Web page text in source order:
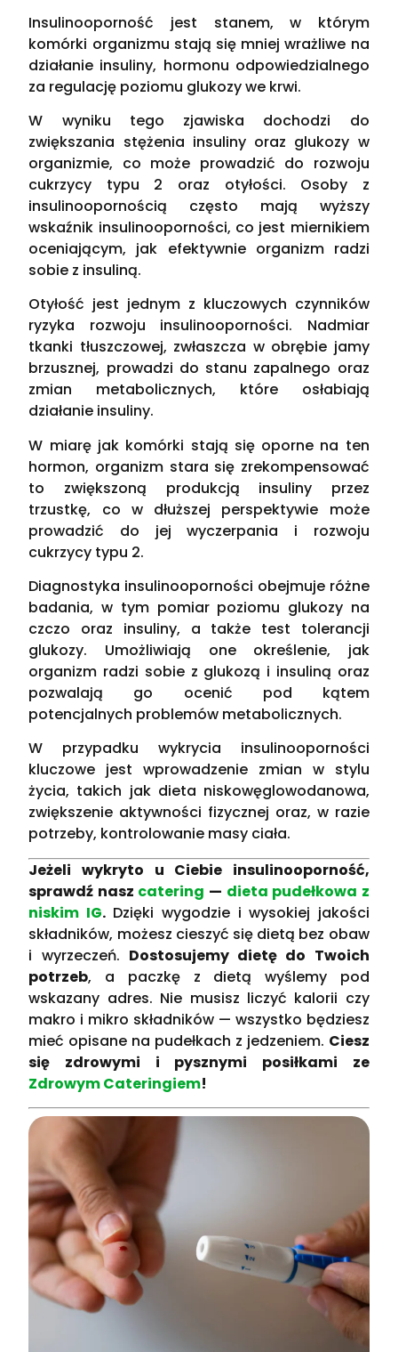
Insulinooporność jest stanem, w którym
komórki organizmu stają się mniej wrażliwe na
działanie insuliny, hormonu odpowiedzialnego
za regulację poziomu glukozy we krwi.
W wyniku tego zjawiska dochodzi do
zwiększania stężenia insuliny oraz glukozy w
organizmie, co może prowadzić do rozwoju
cukrzycy typu 2 oraz otyłości. Osoby z
insulinoopornością często mają wyższy
wskaźnik insulinooporności, co jest miernikiem
oceniającym, jak efektywnie organizm radzi
sobie z insuliną.
Otyłość jest jednym z kluczowych czynników
ryzyka rozwoju insulinooporności. Nadmiar
tkanki tłuszczowej, zwłaszcza w obrębie jamy
brzusznej, prowadzi do stanu zapalnego oraz
zmian metabolicznych, które osłabiają
działanie insuliny.
W miarę jak komórki stają się oporne na ten
hormon, organizm stara się zrekompensować
to zwiększoną produkcją insuliny przez
trzustkę, co w dłuższej perspektywie może
prowadzić do jej wyczerpania i rozwoju
cukrzycy typu 2.
Diagnostyka insulinooporności obejmuje różne
badania, w tym pomiar poziomu glukozy na
czczo oraz insuliny, a także test tolerancji
glukozy. Umożliwiają one określenie, jak
organizm radzi sobie z glukozą i insuliną oraz
pozwalają go ocenić pod kątem
potencjalnych problemów metabolicznych.
W przypadku wykrycia insulinooporności
kluczowe jest wprowadzenie zmian w stylu
życia, takich jak dieta niskowęglowodanowa,
zwiększenie aktywności fizycznej oraz, w razie
potrzeby, kontrolowanie masy ciała.
Jeżeli wykryto u Ciebie insulinooporność,
sprawdź nasz catering — dieta pudełkowa z
niskim IG.Dzięki wygodzie i wysokiej jakości
składników, możesz cieszyć się dietą bez obaw
i wyrzeczeń. Dostosujemy dietę do Twoich
potrzeb, a paczkę z dietą wyślemy pod
wskazany adres. Nie musisz liczyć kalorii czy
makro i mikro składników — wszystko będziesz
mieć opisane na pudełkach z jedzeniem. Ciesz
się zdrowymi i pysznymi posiłkami ze
Zdrowym Cateringiem!